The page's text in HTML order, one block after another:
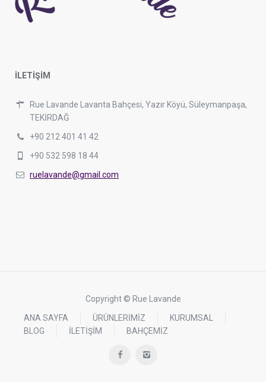
İLETİŞİM
Rue Lavande Lavanta Bahçesi, Yazır Köyü, Süleymanpaşa,
TEKİRDAĞ
+90 212 401 41 42
+90 532 598 18 44
ruelavande@gmail.com
Copyright © Rue Lavande
ANA SAYFA
ÜRÜNLERİMİZ
KURUMSAL
BLOG
İLETİŞİM BAHÇEMİZ